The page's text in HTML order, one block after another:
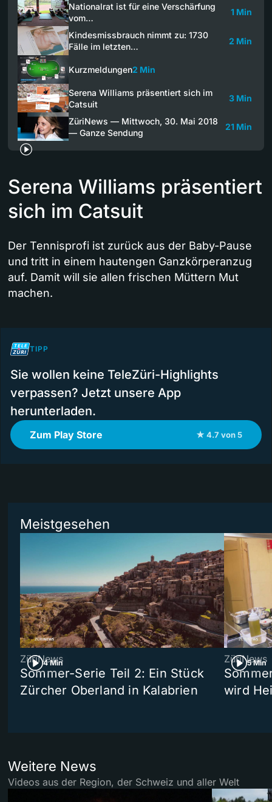
Nationalrat ist für eine Verschärfung
vom…
1 Min
Kindesmissbrauch nimmt zu: 1730
Fälle im letzten…
2 Min
Kurzmeldungen2 Min
Serena Williams präsentiert sich im
Catsuit
3 Min
ZüriNews — Mittwoch, 30. Mai 2018
— Ganze Sendung
21 Min
Serena Williams präsentiert
sich im Catsuit
Der Tennisprofi ist zurück aus der Baby-Pause
und tritt in einem hautengen Ganzkörperanzug
auf. Damit will sie allen frischen Müttern Mut
machen.
TIPP
Sie wollen keine TeleZüri-Highlights
verpassen? Jetzt unsere App
herunterladen.
Zum Play Store ★ 4.7 von 5
Meistgesehen
4 Min
ZüriNews
Sommer-Serie Teil 2: Ein Stück
Zürcher Oberland in Kalabrien
5 Min
ZüriNews
wird
Weitere News
Videos aus der Region, der Schweiz und aller Welt